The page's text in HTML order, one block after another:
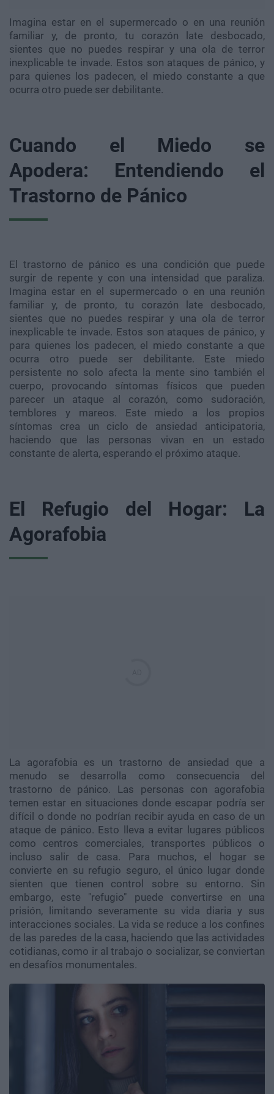
Imagina estar en el supermercado o en una reunión
familiar y, de pronto, tu corazón late desbocado,
sientes que no puedes respirar y una ola de terror
inexplicable te invade. Estos son ataques de pánico, y
para quienes los padecen, el miedo constante a que
ocurra otro puede ser debilitante.
Cuando el Miedo se
Apodera: Entendiendo el
Trastorno de Pánico
El trastorno de pánico es una condición que puede
surgir de repente y con una intensidad que paraliza.
Imagina estar en el supermercado o en una reunión
familiar y, de pronto, tu corazón late desbocado,
sientes que no puedes respirar y una ola de terror
inexplicable te invade. Estos son ataques de pánico, y
para quienes los padecen, el miedo constante a que
ocurra otro puede ser debilitante. Este miedo
persistente no solo afecta la mente sino también el
cuerpo, provocando síntomas físicos que pueden
parecer un ataque al corazón, como sudoración,
temblores y mareos. Este miedo a los propios
síntomas crea un ciclo de ansiedad anticipatoria,
haciendo que las personas vivan en un estado
constante de alerta, esperando el próximo ataque.
El Refugio del Hogar: La
Agorafobia
La agorafobia es un trastorno de ansiedad que a
menudo se desarrolla como consecuencia del
trastorno de pánico. Las personas con agorafobia
temen estar en situaciones donde escapar podría ser
difícil o donde no podrían recibir ayuda en caso de un
ataque de pánico. Esto lleva a evitar lugares públicos
como centros comerciales, transportes públicos o
incluso salir de casa. Para muchos, el hogar se
convierte en su refugio seguro, el único lugar donde
sienten que tienen control sobre su entorno. Sin
embargo, este "refugio" puede convertirse en una
prisión, limitando severamente su vida diaria y sus
interacciones sociales. La vida se reduce a los confines
de las paredes de la casa, haciendo que las actividades
cotidianas, como ir al trabajo o socializar, se conviertan
en desafíos monumentales.